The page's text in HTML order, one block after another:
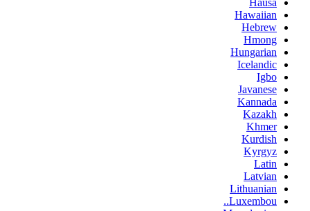
Hawaiian
Hebrew
Hmong
Hungarian
Icelandic
Igbo
Javanese
Kannada
Kazakh
Khmer
Kurdish
Kyrgyz
Latin
Latvian
Lithuanian
Luxembou..